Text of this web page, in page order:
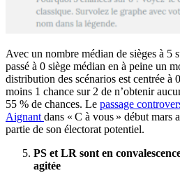
Avec un nombre médian de sièges à 5
passé à 0 siège médian en à peine un
distribution des scénarios est centrée à
moins 1 chance sur 2 de n’obtenir
55 % de chances. Le passage
Aignant dans « C à vous » début mars
partie de son électorat potentiel.
PS et LR sont en
agitée